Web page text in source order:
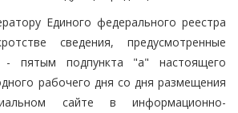
Единого федерального реестра
сведения, предусмотренные
- пятым подпункта "а" настоящего
рабочего дня со дня размещения
сайте в информационно-